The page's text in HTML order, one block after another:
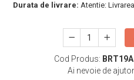
Echipe de fotbal
Brelocuri cu mesaje amuzante
Durata de livrare: Atentie:
Cod Produs:
Ai nevoie de